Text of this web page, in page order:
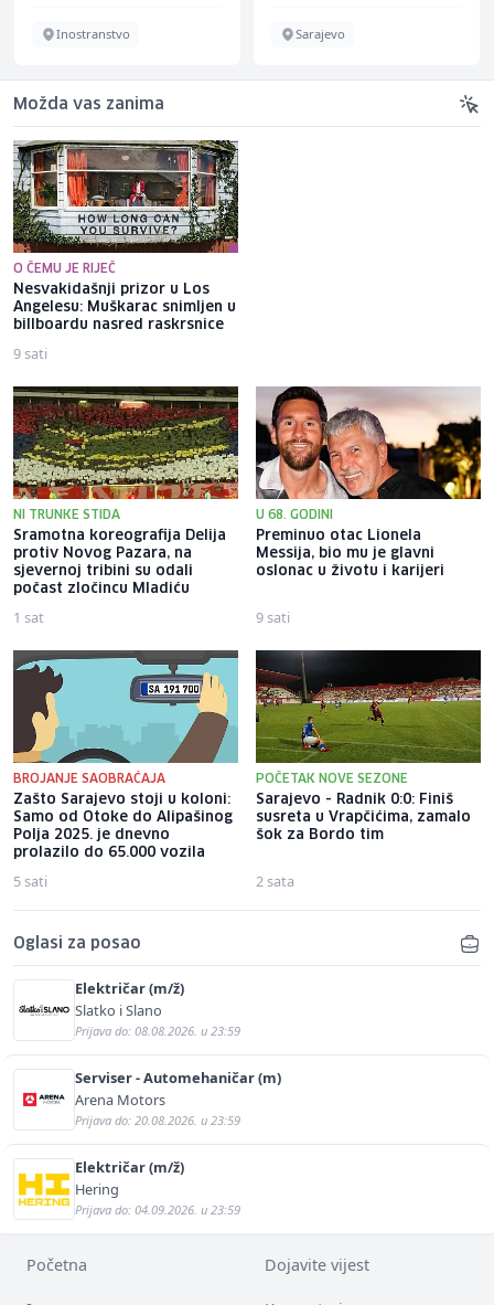
Inostranstvo Sarajevo
Možda vas zanima
O ČEMU JE RIJEČ
Nesvakidašnji prizor u Los
Angelesu: Muškarac snimljen u
billboardu nasred raskrsnice
9 sati
NI TRUNKE STIDA
Sramotna koreografija Delija
protiv Novog Pazara, na
sjevernoj tribini su odali
počast zločincu Mladiću
1 sat
U 68. GODINI
Preminuo otac Lionela
Messija, bio mu je glavni
oslonac u životu i karijeri
9 sati
BROJANJE SAOBRAĆAJA
Zašto Sarajevo stoji u koloni:
Samo od Otoke do Alipašinog
Polja 2025. je dnevno
prolazilo do 65.000 vozila
5 sati
POČETAK NOVE SEZONE
Sarajevo - Radnik 0:0: Finiš
susreta u Vrapčićima, zamalo
šok za Bordo tim
2 sata
Oglasi za posao
Električar (m/ž)
Slatko i Slano
Prijava do: 08.08.2026. u 23:59
Serviser - Automehaničar (m)
Arena Motors
Prijava do: 20.08.2026. u 23:59
Električar (m/ž)
Hering
Prijava do: 04.09.2026. u 23:59
Početna Dojavite vijest